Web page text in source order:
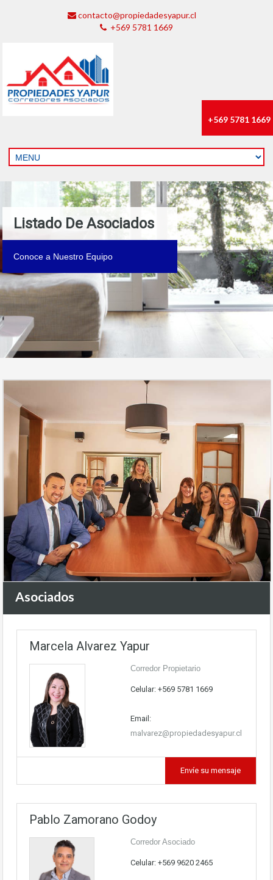
contacto@propiedadesyapur.cl
+569 5781 1669
+569 5781 1669
Listado De Asociados
Conoce a Nuestro Equipo
Asociados
Marcela Alvarez Yapur
Corredor Propietario
Celular: +569 5781 1669
Email:
malvarez@propiedadesyapur.cl
Envíe su mensaje
Pablo Zamorano Godoy
Corredor Asociado
Celular: +569 9620 2465